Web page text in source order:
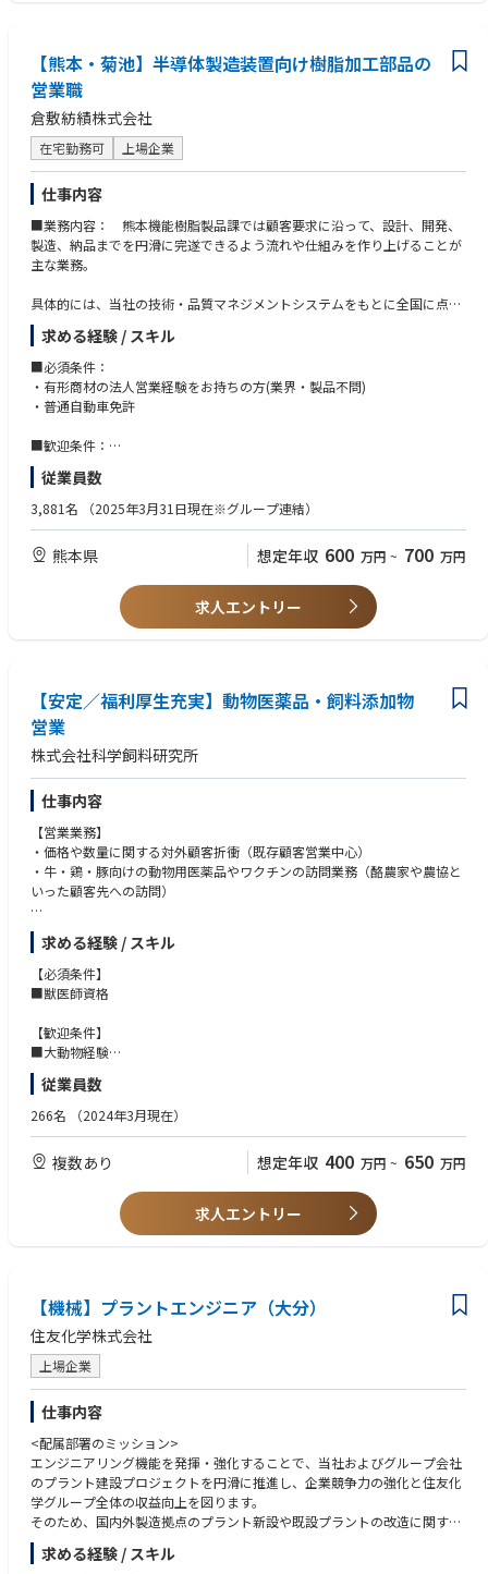
【熊本・菊池】半導体製造装置向け樹脂加工部品の
営業職
倉敷紡績株式会社
在宅勤務可 上場企業
仕事内容
■業務内容： 熊本機能樹脂製品課では顧客要求に沿って、設計、開発、
製造、納品までを円滑に完遂できるよう流れや仕組みを作り上げることが
主な業務。
具体的には、当社の技術・品質マネジメントシステムをもとに全国に点在
する協力サプライヤーで生産する製品を顧客に納品するまでの生産管理
（受発注納期、利益管理）と、新規採用獲得に向けた開発営業が中心。
■扱う製品： 半導体製造装置向け樹脂加工品 https://www.kurabo.co.j
p/chem/semiconductor.html
扱う樹脂種類はフッ素樹脂を中心とした高機能樹脂が主で、原料・素材か
現状は顧客が設計する製品の受託生産がほぼ全てだが、今後、自社ブラン
ド製品の開発・製品化も検討中。国内フッ素樹脂加工メーカーの中ではTO
P３に入る販売規模。
■その他： ふっ素樹脂やエンジニアリングプラスチックなど高額材料
求める経験 / スキル
■必須条件：
・有形商材の法人営業経験をお持ちの方(業界・製品不問)
・普通自動車免許
■歓迎条件：
・図面を読むことが可能な方
・半導体業界、樹脂製品の営業経験をお持ちの方
・生産管理経験お持ちの方
従業員数
3,881名 （2025年3月31日現在※グループ連結）
熊本県 想定年収 600 万円 ~ 700 万円
求人エントリー
【安定／福利厚生充実】動物医薬品・飼料添加物
営業
株式会社科学飼料研究所
仕事内容
【営業業務】
・価格や数量に関する対外顧客折衝（既存顧客営業中心）
・牛・鶏・豚向けの動物用医薬品やワクチンの訪問業務（酪農家や農協と
いった顧客先への訪問）
【検査・生産指導業務】
・農場を訪問頂き、診療・検査・生産指導などのコンサルティング。
※原則、総合職採用の為全国転勤有り
求める経験 / スキル
【必須条件】
■獣医師資格
【歓迎条件】
■大動物経験
■医薬品、動物用医薬品（CA含む）の営業経験者
【選考フロー】
通費会社負担）
※その他、必要に応じて現場メンバーとの面談も可能
従業員数
266名 （2024年3月現在）
複数あり 想定年収 400 万円 ~ 650 万円
求人エントリー
【機械】プラントエンジニア（大分）
住友化学株式会社
上場企業
仕事内容
<配属部署のミッション>
エンジニアリング機能を発揮・強化することで、当社およびグループ会社
のプラント建設プロジェクトを円滑に推進し、企業競争力の強化と住友化
学グループ全体の収益向上を図ります。
そのため、国内外製造拠点のプラント新設や既設プラントの改造に関する
エンジニアリング機能を全社横断的に結び付け、事業戦略遂行に即したタ
イムリーなプロジェクト推進を行います。
求める経験 / スキル